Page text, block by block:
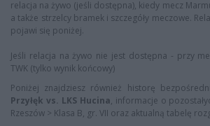
relacja na żywo (jeśli dostępna), kiedy mecz
a także strzelcy bramek i szczegóły meczowe.
pojawi się poniżej.
Jeśli relacja na żywo nie jest dostępna - przy
TWK (tylko wynik końcowy)
Poniżej znajdziesz również historę
Przyłęk vs. LKS Hucina, informacje o
Rzeszów > Klasa B, gr. VII oraz aktualną tabelę